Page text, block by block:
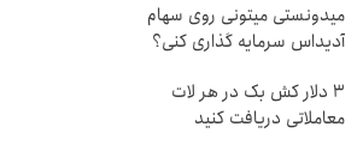
میدونستی میتونی روی سهام
آدیداس سرمایه گذاری کنی؟
3 دلار کش بک در هر لات
معاملاتی دریافت کنید